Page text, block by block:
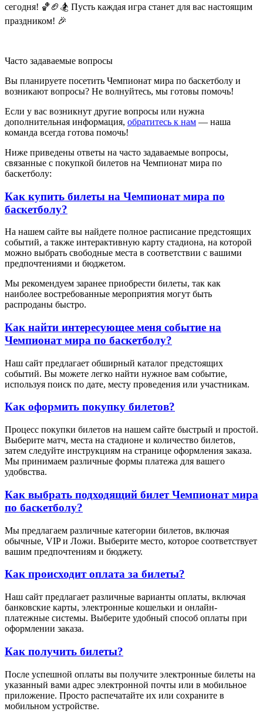
сегодня! 🏀🏈🏂 Пусть каждая игра станет для вас настоящим
праздником! 🎉
Часто задаваемые вопросы
Вы планируете посетить Чемпионат мира по баскетболу и
возникают вопросы? Не волнуйтесь, мы готовы помочь!
Если у вас возникнут другие вопросы или нужна
дополнительная информация, обратитесь к нам — наша
команда всегда готова помочь!
Ниже приведены ответы на часто задаваемые вопросы,
связанные с покупкой билетов на Чемпионат мира по
баскетболу:
Как купить билеты на Чемпионат мира по
баскетболу?
На нашем сайте вы найдете полное расписание предстоящих
событий, а также интерактивную карту стадиона, на которой
можно выбрать свободные места в соответствии с вашими
предпочтениями и бюджетом.
Мы рекомендуем заранее приобрести билеты, так как
наиболее востребованные мероприятия могут быть
распроданы быстро.
Как найти интересующее меня событие на
Чемпионат мира по баскетболу?
Наш сайт предлагает обширный каталог предстоящих
событий. Вы можете легко найти нужное вам событие,
используя поиск по дате, месту проведения или участникам.
Как оформить покупку билетов?
Процесс покупки билетов на нашем сайте быстрый и простой.
Выберите матч, места на стадионе и количество билетов,
затем следуйте инструкциям на странице оформления заказа.
Мы принимаем различные формы платежа для вашего
удобвства.
Как выбрать подходящий билет Чемпионат мира
по баскетболу?
Мы предлагаем различные категории билетов, включая
обычные, VIP и Ложи. Выберите место, которое соответствует
вашим предпочтениям и бюджету.
Как происходит оплата за билеты?
Наш сайт предлагает различные варианты оплаты, включая
банковские карты, электронные кошельки и онлайн-
платежные системы. Выберите удобный способ оплаты при
оформлении заказа.
Как получить билеты?
После успешной оплаты вы получите электронные билеты на
указанный вами адрес электронной почты или в мобильное
приложение. Просто распечатайте их или сохраните в
мобильном устройстве.